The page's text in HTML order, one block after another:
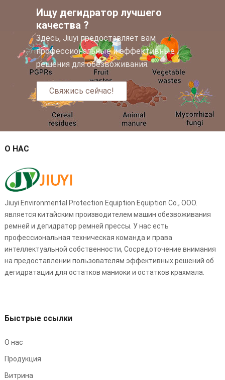
Ищу дегидратор лучшего
качества ?
Здесь, Jiuyi предоставляет вам
профессиональные и эффективные
решения для обезвоживания.
Свяжись сейчас!
О НАС
Jiuyi Environmental Protection Equiption Equiption Co., ООО.
является китайским производителем машин обезвоживания
ремней и дегидратор ремней прессы. У нас есть
профессиональная техническая команда и права
интеллектуальной собственности, Сосредоточение внимания
на предоставлении пользователям эффективных решений об
дегидратации для остатков маниоки и остатков крахмала.
Быстрые ссылки
О нас
Продукция
Витрина